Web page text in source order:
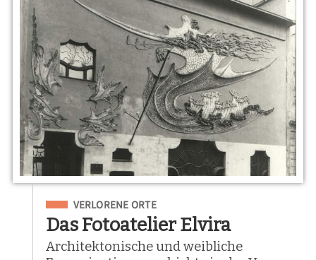
Eingeordnet unter
VERLORENE ORTE
Das Fotoatelier Elvira
Architektonische und weibliche